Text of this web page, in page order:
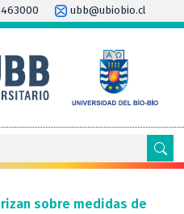
ubb@ubiobio.cl
sobre medidas de